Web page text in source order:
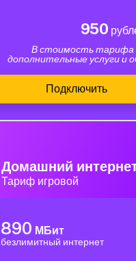
950
В стоимость тарифа
дополнительные услуги и
Подключить
Домашний
Тариф игровой
890 МБит
безлимитный интернет